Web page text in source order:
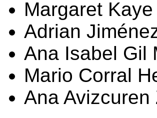
Margaret
Adrian
Ana Isabel Gil
Mario Corral
Ana Avizcuren